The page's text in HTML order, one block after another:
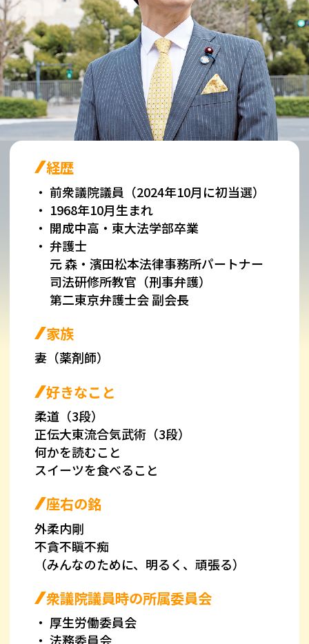
経歴
前衆議院議員（2024年10月に初当選）
1968年10月生まれ
開成中高・東大法学部卒業
弁護士
元 森・濱田松本法律事務所パートナー
司法研修所教官（刑事弁護）
第二東京弁護士会 副会長
家族
妻（薬剤師）
好きなこと
柔道（3段）
正伝大東流合気武術（3段）
何かを読むこと
スイーツを食べること
座右の銘
外柔内剛
不貪不瞋不痴
（みんなのために、明るく、頑張る）
衆議院議員時の所属委員会
厚生労働委員会
法務委員会